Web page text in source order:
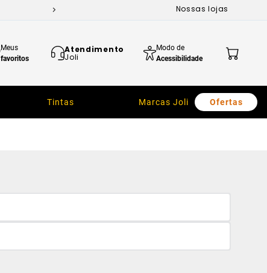
Nossas lojas
Meus
favoritos
Atendimento
Joli
Modo de
Acessibilidade
Tintas Marcas Joli Ofertas